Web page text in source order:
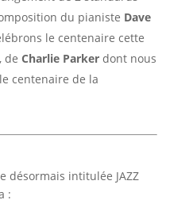
du pianiste Dave
le centenaire cette
de Charlie Parkerdont nous
centenaire de la
désormais intitulée JAZZ
: